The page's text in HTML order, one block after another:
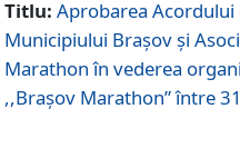
Titlu: Aprobarea
Municipiului Brașov și
Marathon în vederea
,,Brașov Marathon” între